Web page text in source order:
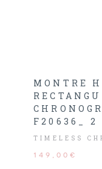
MONTRE
F20636_ 2
TIMELESS
149,00€